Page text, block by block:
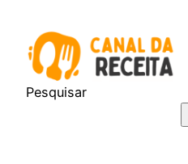
conteúdo
Pesquisar